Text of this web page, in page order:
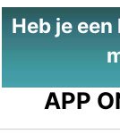
Heb je
APP